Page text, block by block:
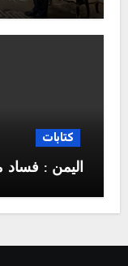
كتابات
اليمن : فساد